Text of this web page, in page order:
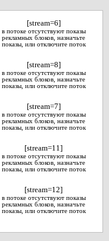
[stream=6]
в потоке отсутствуют показы
рекламных блоков, назначьте
показы, или отключите поток
[stream=8]
в потоке отсутствуют показы
рекламных блоков, назначьте
показы, или отключите поток
[stream=7]
в потоке отсутствуют показы
рекламных блоков, назначьте
показы, или отключите поток
[stream=11]
в потоке отсутствуют показы
рекламных блоков, назначьте
показы, или отключите поток
[stream=12]
в потоке отсутствуют показы
рекламных блоков, назначьте
показы, или отключите поток